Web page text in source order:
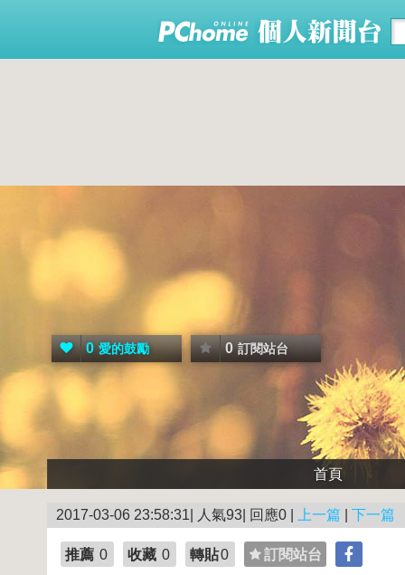
0 愛的鼓勵 0 訂閱站台
首頁
2017-03-06 23:58:31| 人氣93| 回應0 | 上一篇 下一篇
推薦 0 收藏 0 轉貼0 訂閱站台